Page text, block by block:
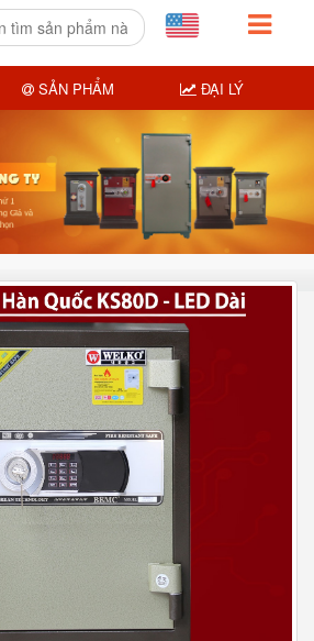
SẢN PHẨM ĐẠI LÝ